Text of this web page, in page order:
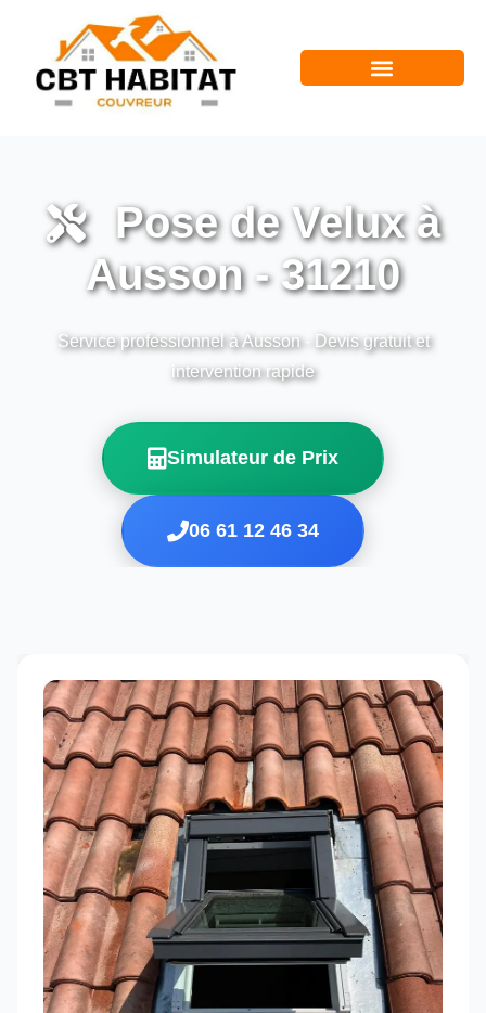
Pose de Velux à
Ausson - 31210
Service professionnel à Ausson - Devis gratuit et
intervention rapide
Simulateur de Prix
06 61 12 46 34